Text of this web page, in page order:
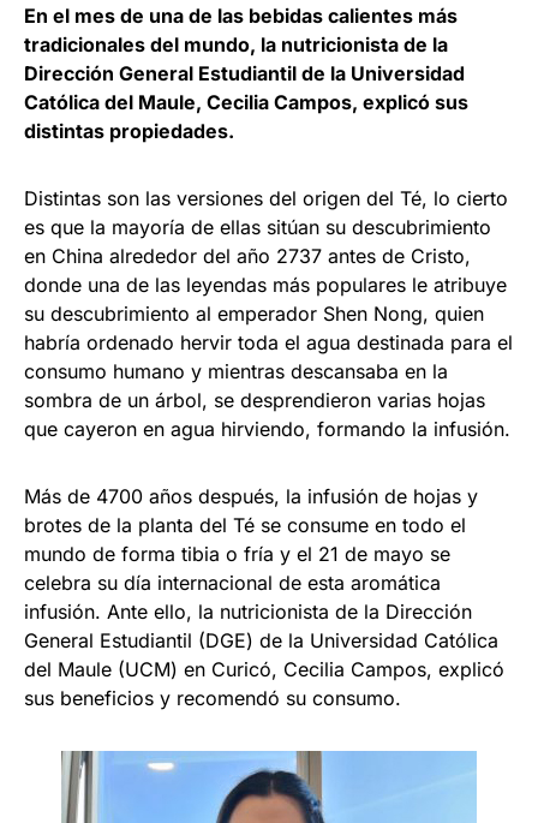
En el mes de una de las bebidas calientes más
tradicionales del mundo, la nutricionista de la
Dirección General Estudiantil de la Universidad
Católica del Maule, Cecilia Campos, explicó sus
distintas propiedades.
Distintas son las versiones del origen del Té, lo cierto
es que la mayoría de ellas sitúan su descubrimiento
en China alrededor del año 2737 antes de Cristo,
donde una de las leyendas más populares le atribuye
su descubrimiento al emperador Shen Nong, quien
habría ordenado hervir toda el agua destinada para el
consumo humano y mientras descansaba en la
sombra de un árbol, se desprendieron varias hojas
que cayeron en agua hirviendo, formando la infusión.
Más de 4700 años después, la infusión de hojas y
brotes de la planta del Té se consume en todo el
mundo de forma tibia o fría y el 21 de mayo se
celebra su día internacional de esta aromática
infusión. Ante ello, la nutricionista de la Dirección
General Estudiantil (DGE) de la Universidad Católica
del Maule (UCM) en Curicó, Cecilia Campos, explicó
sus beneficios y recomendó su consumo.